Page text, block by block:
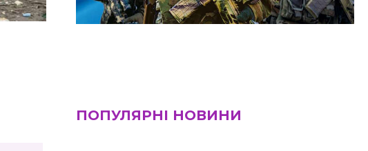
ПОПУЛЯРНІ НОВИНИ